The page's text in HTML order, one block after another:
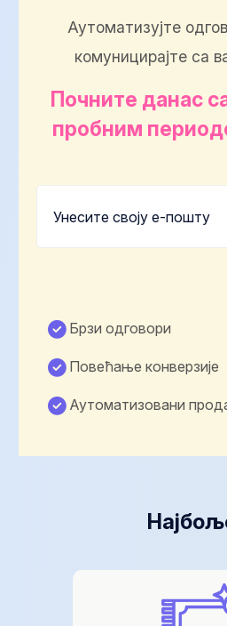
Аутоматизујте
комуницирајте са
Почните данас
пробним
Брзи одговори
Повећање конверзије
Аутоматизовани